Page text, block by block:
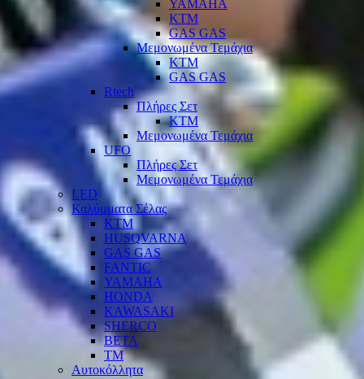
YAMAHA
KTM
GAS GAS
Μεμονωμένα Τεμάχια
KTM
GAS GAS
Rtech
Πλήρες Σετ
KTM
Μεμονωμένα Τεμάχια
UFO
Πλήρες Σετ
Μεμονωμένα Τεμάχια
LED
Καλύμματα Σέλας
KTM
HUSQVARNA
GAS GAS
FANTIC
YAMAHA
HONDA
KAWASAKI
SHERCO
BETA
TM
Αυτοκόλλητα